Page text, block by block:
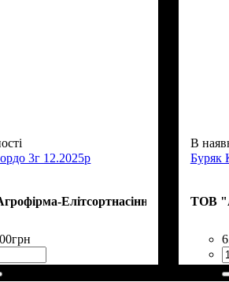
3г 12.2025р
Елітсортнасіння"
00грн
В
Буряк
ТОВ
6